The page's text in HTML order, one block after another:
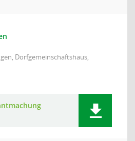
Dorfgemeinschaftshaus,